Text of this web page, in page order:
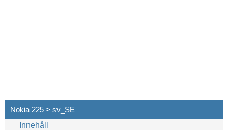
Nokia 225 > sv_SE
Innehåll